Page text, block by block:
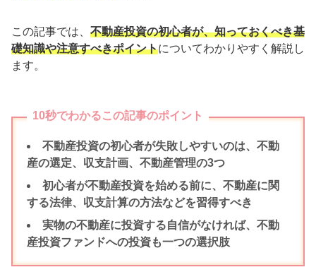
この記事では、 不動産投資の初心者が、知っておくべき基
礎知識や注意すべきポイントについてわかりやすく解説し
ます。
10秒でわかるこの記事のポイント
不動産投資の初心者が失敗しやすいのは、不動
産の選定、収支計画、不動産管理の3つ
初心者が不動産投資を始める前に、不動産に関
する法律、収支計算の方法などを習得すべき
実物の不動産に投資する自信がなければ、不動
産投資ファンドへの投資も一つの選択肢